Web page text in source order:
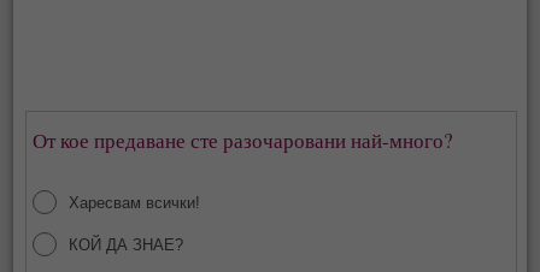
От кое предаване сте разочаровани най-много?
Харесвам всички!
КОЙ ДА ЗНАЕ?